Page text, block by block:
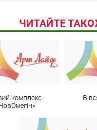
ЧИТАЙТЕ
комплекс